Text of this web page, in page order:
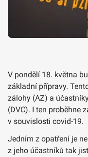
V pondělí 18. května
základní přípravy.
zálohy (AZ) a
(DVC). I ten proběhne
v souvislosti covid-19.
Jedním z opatření je
z jeho účastníků tak